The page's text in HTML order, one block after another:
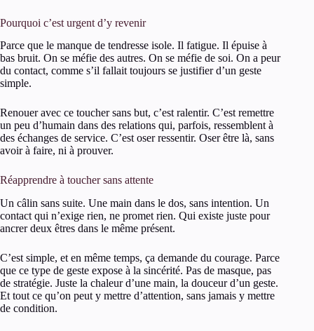
Pourquoi c’est urgent d’y revenir
Parce que le manque de tendresse isole. Il fatigue. Il épuise à
bas bruit. On se méfie des autres. On se méfie de soi. On a peur
du contact, comme s’il fallait toujours se justifier d’un geste
simple.
Renouer avec ce toucher sans but, c’est ralentir. C’est remettre
un peu d’humain dans des relations qui, parfois, ressemblent à
des échanges de service. C’est oser ressentir. Oser être là, sans
avoir à faire, ni à prouver.
Réapprendre à toucher sans attente
Un câlin sans suite. Une main dans le dos, sans intention. Un
contact qui n’exige rien, ne promet rien. Qui existe juste pour
ancrer deux êtres dans le même présent.
C’est simple, et en même temps, ça demande du courage. Parce
que ce type de geste expose à la sincérité. Pas de masque, pas
de stratégie. Juste la chaleur d’une main, la douceur d’un geste.
Et tout ce qu’on peut y mettre d’attention, sans jamais y mettre
de condition.